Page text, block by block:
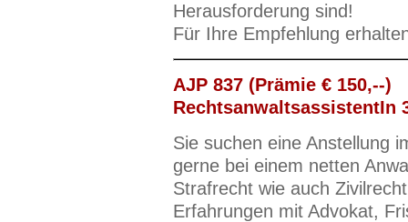
Herausforderung sind!
Für Ihre Empfehlung
AJP 837 (Prämie € 150,--)
RechtsanwaltsassistentIn
Sie suchen eine Anstellung
gerne bei einem netten
Strafrecht wie auch
Erfahrungen mit Advokat,